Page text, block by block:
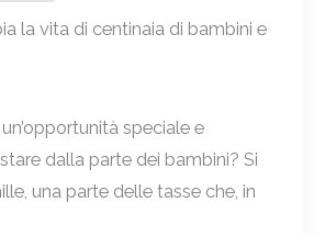
la vita di centinaia di bambini e
speciale e
dalla parte dei bambini? Si
una parte delle tasse che, in